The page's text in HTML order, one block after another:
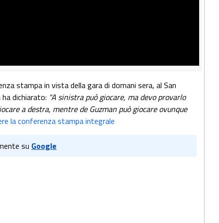
stampain vista della gara di domani sera, al San
ha dichiarato: "A sinistra può giocare, ma devo provarlo
a destra, mentre de Guzman può giocare ovunque
la conferenza stampa integrale
su Google